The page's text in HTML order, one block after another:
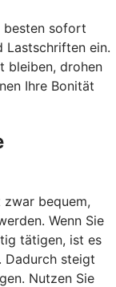
besten sofort
Lastschriften ein.
bleiben, drohen
Ihre Bonität
zwar bequem,
Wenn Sie
tätigen, ist es
Dadurch steigt
Nutzen Sie